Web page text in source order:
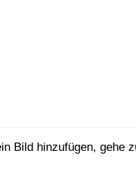
Bild hinzufügen, gehe